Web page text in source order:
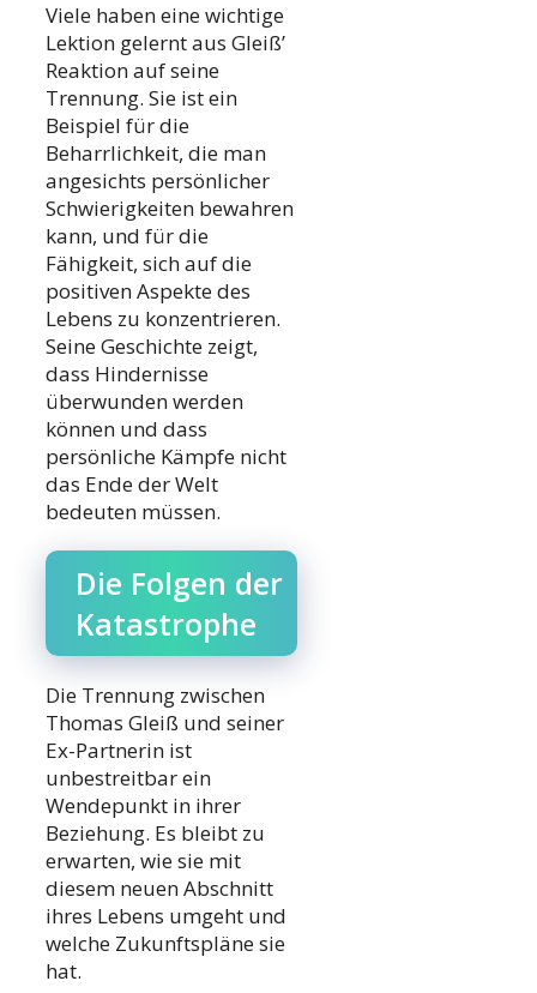
Viele haben eine wichtige
Lektion gelernt aus Gleiß’
Reaktion auf seine
Trennung. Sie ist ein
Beispiel für die
Beharrlichkeit, die man
angesichts persönlicher
Schwierigkeiten bewahren
kann, und für die
Fähigkeit, sich auf die
positiven Aspekte des
Lebens zu konzentrieren.
Seine Geschichte zeigt,
dass Hindernisse
überwunden werden
können und dass
persönliche Kämpfe nicht
das Ende der Welt
bedeuten müssen.
Die Folgen der
Katastrophe
Die Trennung zwischen
Thomas Gleiß und seiner
Ex-Partnerin ist
unbestreitbar ein
Wendepunkt in ihrer
Beziehung. Es bleibt zu
erwarten, wie sie mit
diesem neuen Abschnitt
ihres Lebens umgeht und
welche Zukunftspläne sie
hat.